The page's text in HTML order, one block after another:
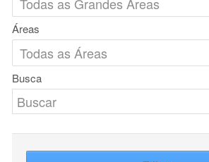
Áreas
Busca